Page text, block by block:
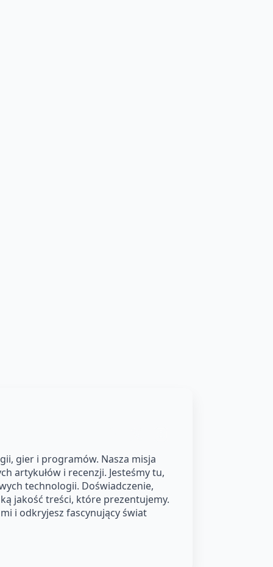
gier i programów. Nasza misja
artykułów i recenzji. Jesteśmy tu,
technologii. Doświadczenie,
jakość treści, które prezentujemy.
i odkryjesz fascynujący świat